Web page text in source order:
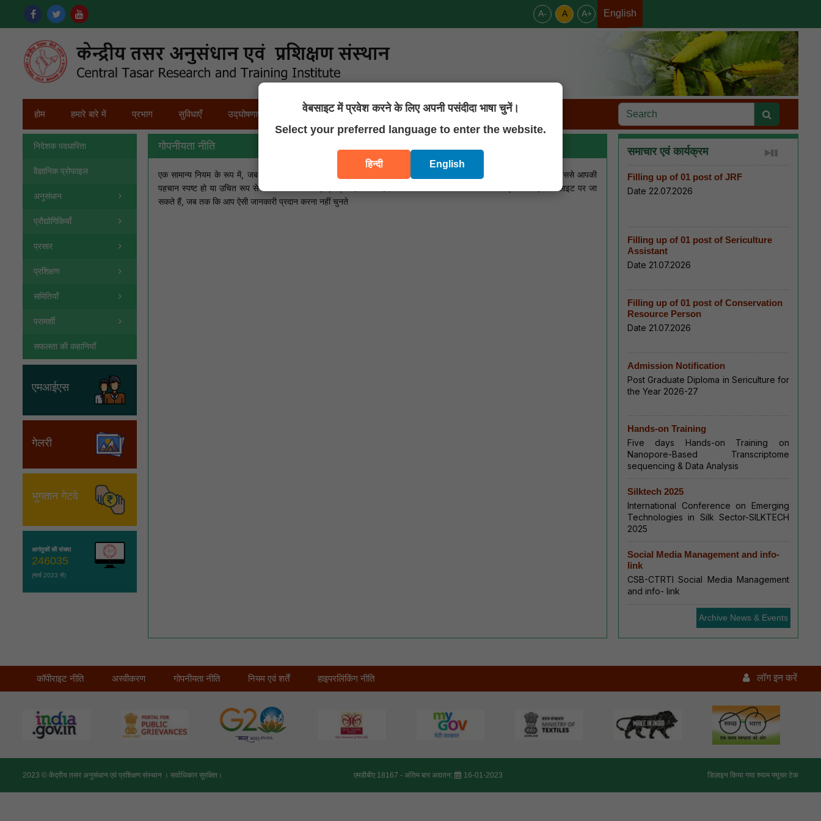
वेबसाइट में प्रवेश करने के लिए अपनी पसंदीदा भाषा चुनें।
Select your preferred language to enter the website.
हिन्दी English
A- A A+ हिन्दी
English
होम हमारे बारे में प्रभाग सुविधाएँ उद्घोषणाएँ प्रकाशन डाउनलोड सम्पर्क
निदेशक पदधारिता
वैज्ञानिक प्रोफाइल
अनुसंधान
प्रौद्योगिकियाँ
प्रसार
प्रशिक्षण
समितियाँ
परामर्शी
सफलता की कहानियाँ
एमआईएस
गेलरी
भुगतान गेटवे
आगंतुकों की संख्या
246035
(मार्च 2023 से)
गोपनीयता नीति
एक सामान्य नियम के रूप में, जब आप साइट पर जाते हैं तो यह वेबसाइट आपके बारे में व्यक्तिगत जानकारी (ऐसी कोई भी जानकारी जिससे आपकी
पहचान स्पष्ट हो या उचित रूप से पता लगाया जा सके) एकत्र नहीं करती है। आप आमतौर पर व्यक्तिगत जानकारी प्रकट किए बिना साइट पर जा
सकते हैं, जब तक कि आप ऐसी जानकारी प्रदान करना नहीं चुनते
समाचार एवं कार्यक्रम
Filling up of 01 post of JRF
Date 22.07.2026
Filling up of 01 post of Sericulture
Assistant
Date 21.07.2026
Filling up of 01 post of Conservation
Resource Person
Date 21.07.2026
Admission Notification
Post Graduate Diploma in Sericulture for
the Year 2026-27
Hands-on Training
Five days Hands-on Training on
Nanopore-Based Transcriptome
sequencing & Data Analysis
Silktech 2025
International Conference on Emerging
Technologies in Silk Sector-SILKTECH
2025
Social Media Management and info-
link
CSB-CTRTI Social Media Management
and info- link
Archive News & Events
कॉपीराइट नीति अस्वीकरण गोपनीयता नीति नियम एवं शर्तें हाइपरलिंकिंग नीति लॉग इन करें
2023 © केंद्रीय तसर अनुसंधान एवं प्रशिक्षण संस्थान । सर्वाधिकार सुरक्षित। एमडीबीए 18167 - अंतिम बार अद्यतन: 16-01-2023 डिज़ाइन किया गया श्याम फ्यूचर टेक